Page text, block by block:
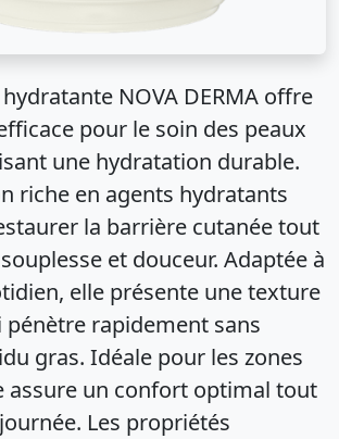
NOVA DERMA offre
pour le soin des peaux
une hydratation durable.
riche en agents hydratants
la barrière cutanée tout
et douceur. Adaptée à
elle présente une texture
pénètre rapidement sans
gras. Idéale pour les zones
assure un confort optimal tout
Les propriétés